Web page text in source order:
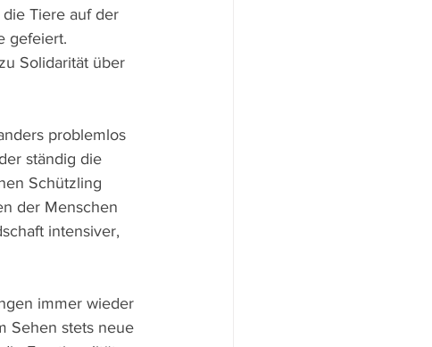
Tiere auf der
gefeiert.
Solidarität über
problemlos
ständig die
Schützling
der Menschen
intensiver,
immer wieder
Sehen stets neue